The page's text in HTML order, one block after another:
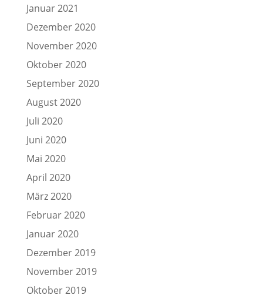
Januar 2021
Dezember 2020
November 2020
Oktober 2020
September 2020
August 2020
Juli 2020
Juni 2020
Mai 2020
April 2020
März 2020
Februar 2020
Januar 2020
Dezember 2019
November 2019
Oktober 2019